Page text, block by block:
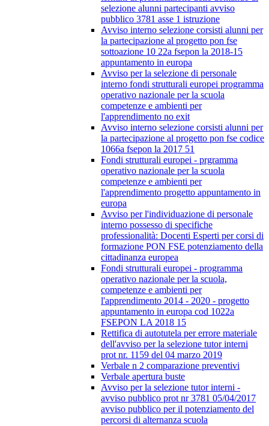
selezione alunni partecipanti avviso
pubblico 3781 asse 1 istruzione
Avviso interno selezione corsisti alunni per
la partecipazione al progetto pon fse
sottoazione 10 22a fsepon la 2018-15
appuntamento in europa
Avviso per la selezione di personale
interno fondi strutturali europei programma
operativo nazionale per la scuola
competenze e ambienti per
l'apprendimento no exit
Avviso interno selezione corsisti alunni per
la partecipazione al progetto pon fse codice
1066a fsepon la 2017 51
Fondi strutturali europei - prgramma
operativo nazionale per la scuola
competenze e ambienti per
l'apprendimento progetto appuntamento in
europa
Avviso per l'individuazione di personale
interno possesso di specifiche
professionalità: Docenti Esperti per corsi di
formazione PON FSE potenziamento della
cittadinanza europea
Fondi strutturali europei - programma
operativo nazionale per la scuola,
competenze e ambienti per
l'apprendimento 2014 - 2020 - progetto
appuntamento in europa cod 1022a
FSEPON LA 2018 15
Rettifica di autotutela per errore materiale
dell'avviso per la selezione tutor interni
prot nr. 1159 del 04 marzo 2019
Verbale n 2 comparazione preventivi
Verbale apertura buste
Avviso per la selezione tutor interni -
avviso pubblico prot nr 3781 05/04/2017
avviso pubblico per il potenziamento del
percorsi di alternanza scuola